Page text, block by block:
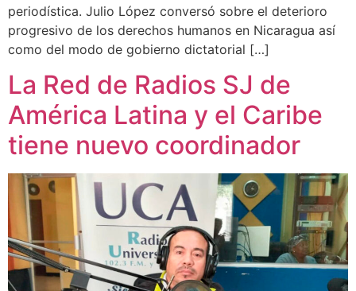
periodística. Julio López conversó sobre el deterioro
progresivo de los derechos humanos en Nicaragua así
como del modo de gobierno dictatorial […]
La Red de Radios SJ de
América Latina y el Caribe
tiene nuevo coordinador